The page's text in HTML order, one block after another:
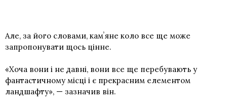
Але, за його словами, камʼяне коло все ще може
запропонувати щось цінне.
«Хоча вони і не давні, вони все ще перебувають у
фантастичному місці і є прекрасним елементом
ландшафту», — зазначив він.